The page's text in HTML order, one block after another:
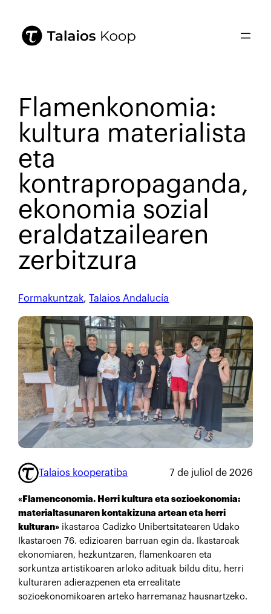
Flamenkonomia:
kultura materialista
eta
kontrapropaganda,
ekonomia sozial
eraldatzailearen
zerbitzura
Formakuntzak, Talaios Andalucía
Talaios kooperatiba 7 de juliol de 2026
«Flamenconomia. Herri kultura eta sozioekonomia:
materialtasunaren kontakizuna artean eta herri
kulturan» ikastaroa Cadizko Unibertsitatearen Udako
Ikastaroen 76. edizioaren barruan egin da. Ikastaroak
ekonomiaren, hezkuntzaren, flamenkoaren eta
sorkuntza artistikoaren arloko adituak bildu ditu, herri
kulturaren adierazpenen eta errealitate
sozioekonomikoaren arteko harremanaz hausnartzeko.